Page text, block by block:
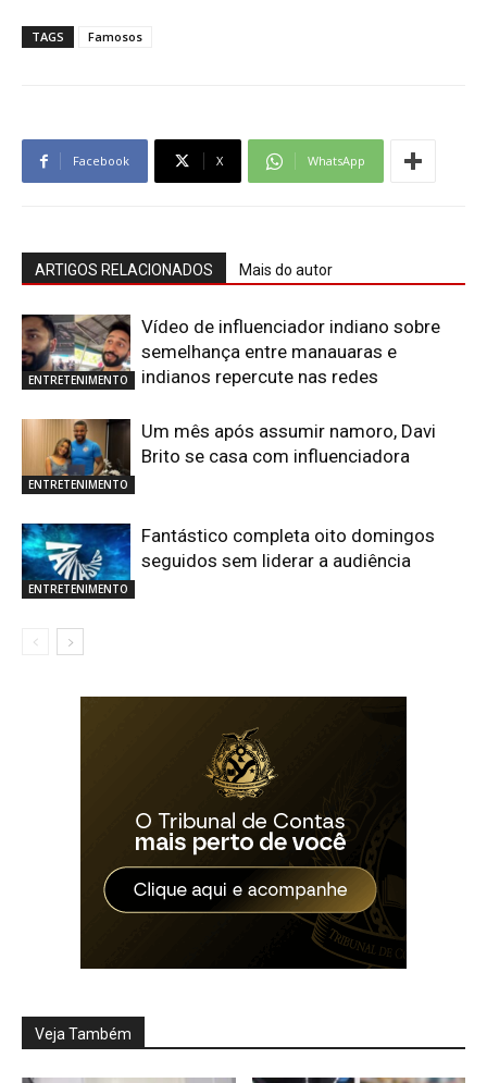
TAGS Famosos
Facebook X WhatsApp
ARTIGOS RELACIONADOS Mais do autor
ENTRETENIMENTO
Vídeo de influenciador indiano sobre
semelhança entre manauaras e
indianos repercute nas redes
ENTRETENIMENTO
Um mês após assumir namoro, Davi
Brito se casa com influenciadora
ENTRETENIMENTO
Fantástico completa oito domingos
seguidos sem liderar a audiência
Veja Também